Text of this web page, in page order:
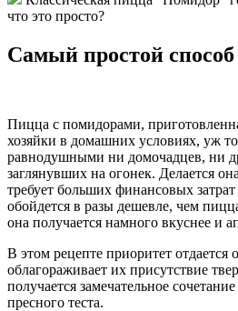
что это просто?
Самый простой
Пицца с помидорами,
хозяйки в домашних условиях, уж
равнодушными ни домочадцев, ни
заглянувших на огонек. Делается
требует больших финансовых
обойдется в разы дешевле, чем
она получается намного вкуснее и
В этом рецепте приоритет отдается
облагораживает их присутствие
получается замечательное
пресного теста.